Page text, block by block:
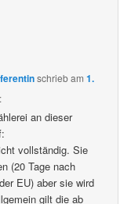
schriebam1.
:
an dieser
vollständig. Sie
(20 Tage nach
EU) aber sie wird
gilt die ab